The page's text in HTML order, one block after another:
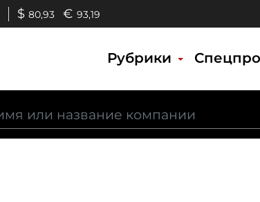
$ 80,93 € 93,19
Рубрики